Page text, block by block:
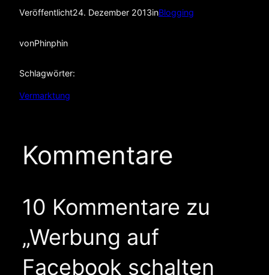
Veröffentlicht24. Dezember 2013inBlogging
vonPhinphin
Schlagwörter:
Vermarktung
Kommentare
10 Kommentare zu
„Werbung auf
Facebook schalten